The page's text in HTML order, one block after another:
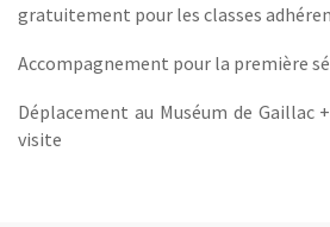
gratuitement pour les classes
Accompagnement pour la première
Déplacement au Muséum de Gaillac
visite